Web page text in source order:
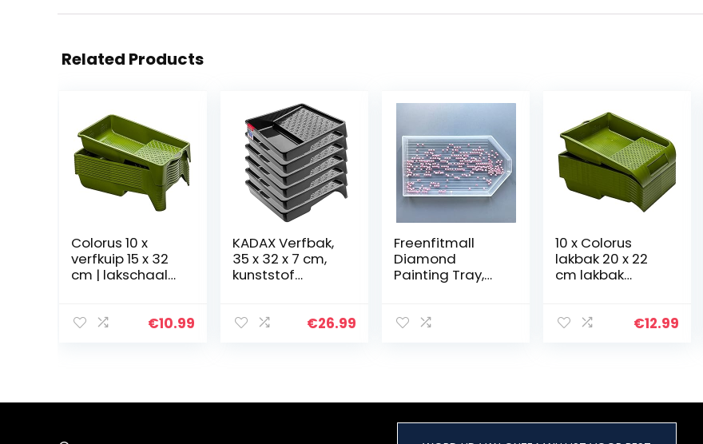
Related Products
Colorus 10 x
verfkuip 15 x 32
cm | lakschaal
kunststof |
cm
€10.99
KADAX Verfbak,
35 x 32 x 7 cm,
kunststof
rollade voor
ires (6, zwart)
€26.99
Freenfitmall
Diamond
Painting Tray,
Diamond
Rhinestone
Plate Tray, voor
10 x Colorus
lakbak 20 x 22
cm lakbak
lakschaal
€12.99